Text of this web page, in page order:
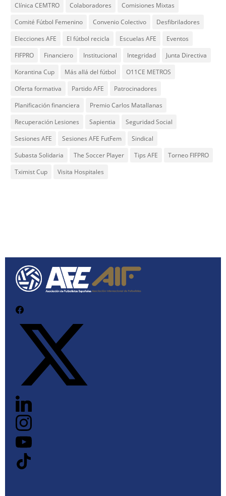
Clínica CEMTRO
Colaboradores
Comisiones Mixtas
Comité Fútbol Femenino
Convenio Colectivo
Desfibriladores
Elecciones AFE
El fútbol recicla Escuelas AFE
Eventos
FIFPRO
Financiero Institucional Integridad
Junta Directiva
Korantina Cup
Más allá del fútbol
O11CE METROS
Oferta formativa
Partido AFE
Patrocinadores
Planificación financiera
Premio Carlos Matallanas
Recuperación Lesiones
Sapientia
Seguridad Social
Sesiones AFE
Sesiones AFE FutFem
Sindical
Subasta Solidaria
The Soccer Player Tips AFE
Torneo FIFPRO
Tximist Cup
Visita Hospitales